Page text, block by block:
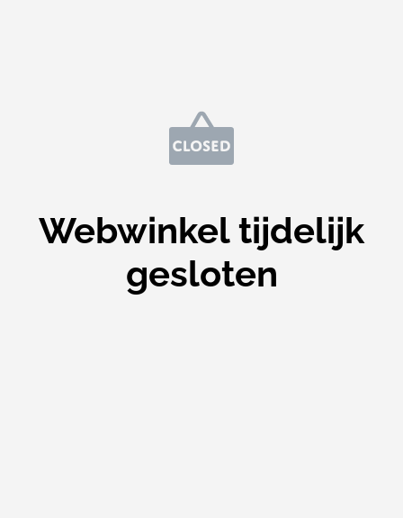
Webwinkel tijdelijk
gesloten